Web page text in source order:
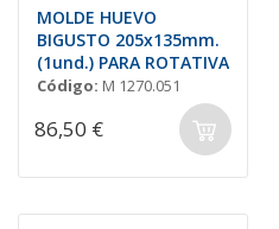
MOLDE HUEVO
BIGUSTO 205x135mm.
(1und.) PARA ROTATIVA
Código: M 1270.051
86,50 €